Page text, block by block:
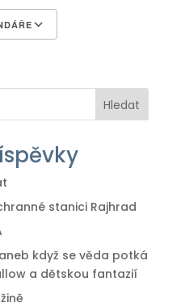
Hledat
stanici Rajhrad
když se věda potká
a dětskou fantazií